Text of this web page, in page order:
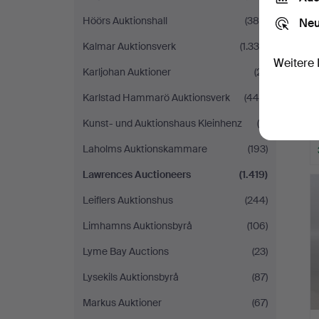
Höörs Auktionshall
(384)
Kalmar Auktionsverk
(1.338)
Karljohan Auktioner
(21)
Karlstad Hammarö Auktionsverk
(446)
Kunst- und Auktionshaus Kleinhenz
(4)
Laholms Auktionskammare
(193)
Lawrences Auctioneers
(1.419)
Leiflers Auktionshus
(244)
Limhamns Auktionsbyrå
(106)
Lyme Bay Auctions
(23)
Lysekils Auktionsbyrå
(87)
Markus Auktioner
(67)
Weitere